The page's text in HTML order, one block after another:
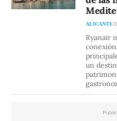
ALICANTE
Ryanair
un